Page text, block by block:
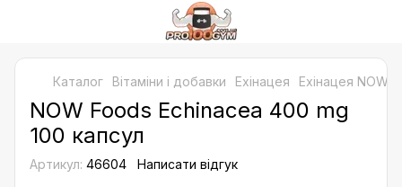
Каталог Bітаміни і добавки Ехінацея Ехінацея NOW
NOW Foods Echinacea 400 mg
100 капсул
Артикул: 46604 Написати відгук